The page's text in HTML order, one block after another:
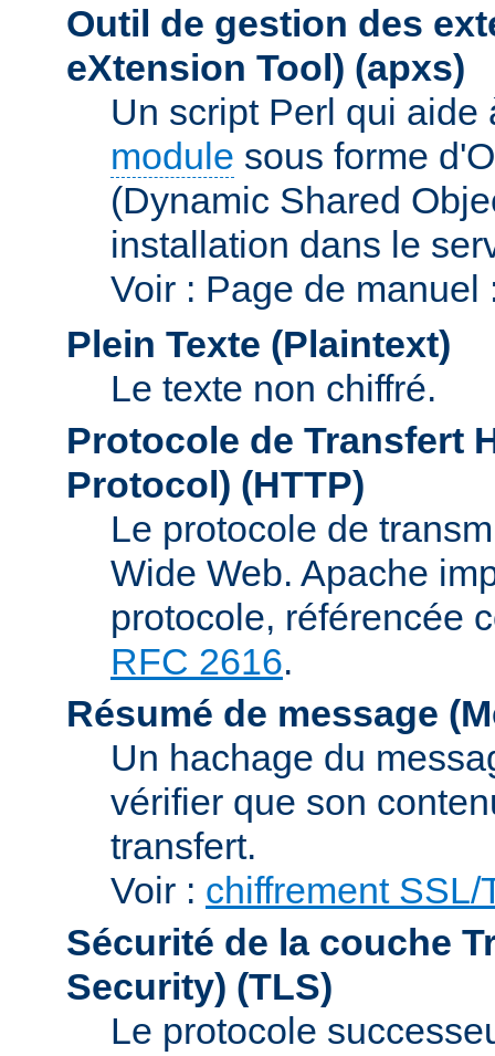
Outil de gestion des
eXtension Tool) (apxs)
Un script Perl qui
module sous forme
(Dynamic Shared
installation dans le
Voir : Page de
Plein Texte (Plaintext)
Le texte non chiffré.
Protocole de Transfert
Protocol) (HTTP)
Le protocole de
Wide Web. Apache
protocole, référencée
RFC 2616.
Résumé de message
Un hachage du
vérifier que son
transfert.
Voir : chiffrement SSL/
Sécurité de la couche
Security) (TLS)
Le protocole